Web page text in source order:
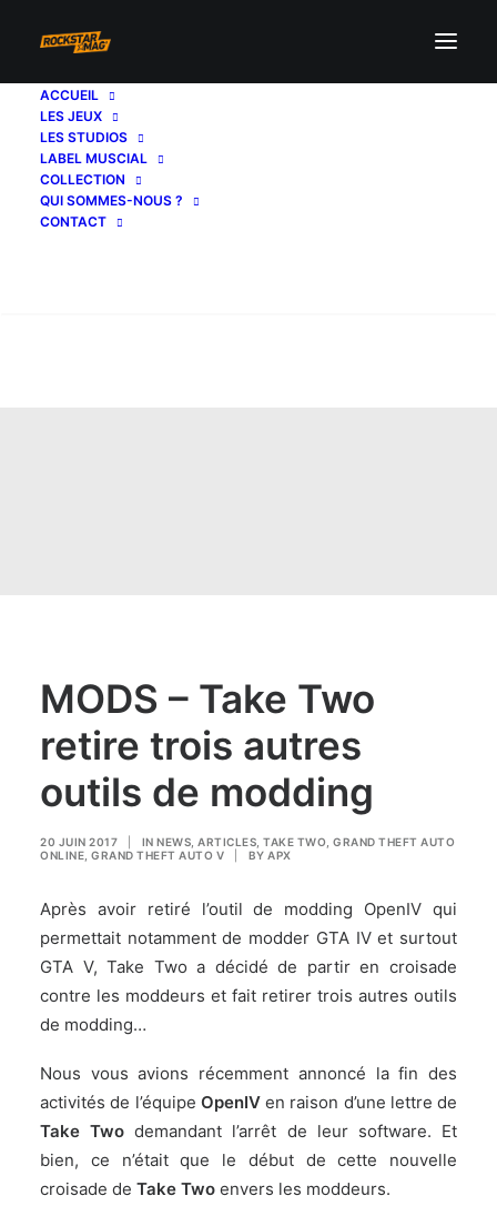
ACCUEIL
LES JEUX
LES STUDIOS
LABEL MUSCIAL
COLLECTION
QUI SOMMES-NOUS ?
CONTACT
MODS – Take Two
retire trois autres
outils de modding
20 JUIN 2017 IN NEWS ARTICLES TAKE TWO GRAND THEFT AUTO
ONLINE GRAND THEFT AUTO V BY APX
Après avoir retiré l’outil de modding OpenIV qui
permettait notamment de modder GTA IV et surtout
GTA V, Take Two a décidé de partir en croisade
contre les moddeurs et fait retirer trois autres outils
de modding…
Nous vous avions récemment annoncé la fin des
activités de l’équipe OpenIVen raison d’une lettre de
Take Two demandant l’arrêt de leur software. Et
bien, ce n’était que le début de cette nouvelle
croisade de Take Two envers les moddeurs.